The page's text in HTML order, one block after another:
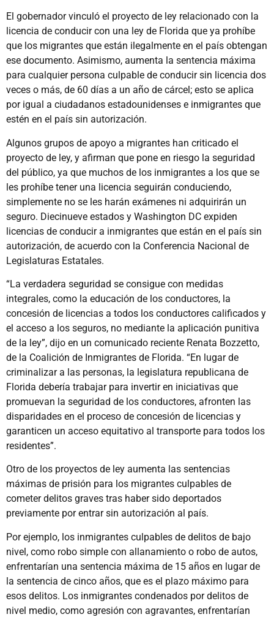
El gobernador vinculó el proyecto de ley relacionado con la
licencia de conducir con una ley de Florida que ya prohíbe
que los migrantes que están ilegalmente en el país obtengan
ese documento. Asimismo, aumenta la sentencia máxima
para cualquier persona culpable de conducir sin licencia dos
veces o más, de 60 días a un año de cárcel; esto se aplica
por igual a ciudadanos estadounidenses e inmigrantes que
estén en el país sin autorización.
Algunos grupos de apoyo a migrantes han criticado el
proyecto de ley, y afirman que pone en riesgo la seguridad
del público, ya que muchos de los inmigrantes a los que se
les prohíbe tener una licencia seguirán conduciendo,
simplemente no se les harán exámenes ni adquirirán un
seguro. Diecinueve estados y Washington DC expiden
licencias de conducir a inmigrantes que están en el país sin
autorización, de acuerdo con la Conferencia Nacional de
Legislaturas Estatales.
“La verdadera seguridad se consigue con medidas
integrales, como la educación de los conductores, la
concesión de licencias a todos los conductores calificados y
el acceso a los seguros, no mediante la aplicación punitiva
de la ley”, dijo en un comunicado reciente Renata Bozzetto,
de la Coalición de Inmigrantes de Florida. “En lugar de
criminalizar a las personas, la legislatura republicana de
Florida debería trabajar para invertir en iniciativas que
promuevan la seguridad de los conductores, afronten las
disparidades en el proceso de concesión de licencias y
garanticen un acceso equitativo al transporte para todos los
residentes”.
Otro de los proyectos de ley aumenta las sentencias
máximas de prisión para los migrantes culpables de
cometer delitos graves tras haber sido deportados
previamente por entrar sin autorización al país.
Por ejemplo, los inmigrantes culpables de delitos de bajo
nivel, como robo simple con allanamiento o robo de autos,
enfrentarían una sentencia máxima de 15 años en lugar de
la sentencia de cinco años, que es el plazo máximo para
esos delitos. Los inmigrantes condenados por delitos de
nivel medio, como agresión con agravantes, enfrentarían